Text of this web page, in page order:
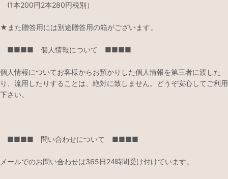
(1本200円2本280円税別）
★また贈答用には別途贈答用の箱がございます。
■■■■ 個人情報について ■■■■
個人情報についてお客様からお預かりした個人情報を第三者に渡した
り、流用したりすることは、絶対に致しません。どうぞ安心してご利用
下さい。
■■■■ 問い合わせについて ■■■■
メールでのお問い合わせは365日24時間受け付けています。